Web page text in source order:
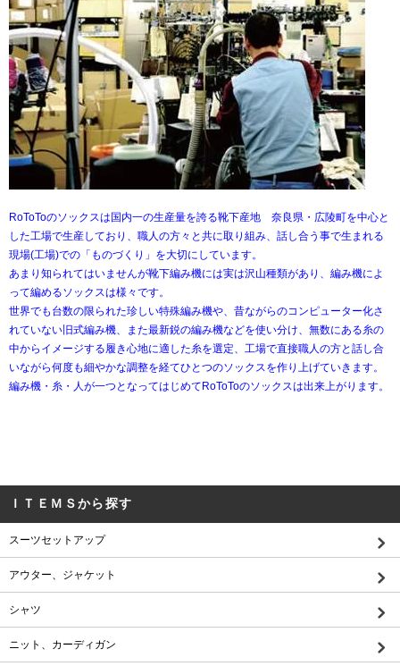
RoToToのソックスは国内一の生産量を誇る靴下産地 奈良県・広陵町を中心と
した工場で生産しており、職人の方々と共に取り組み、話し合う事で生まれる
現場(工場)での「ものづくり」を大切にしています。
あまり知られてはいませんが靴下編み機には実は沢山種類があり、編み機によ
って編めるソックスは様々です。
世界でも台数の限られた珍しい特殊編み機や、昔ながらのコンピューター化さ
れていない旧式編み機、また最新鋭の編み機などを使い分け、無数にある糸の
中からイメージする履き心地に適した糸を選定、工場で直接職人の方と話し合
いながら何度も細やかな調整を経てひとつのソックスを作り上げていきます。
編み機・糸・人が一つとなってはじめてRoToToのソックスは出来上がります。
ＩＴＥＭＳから探す
スーツセットアップ
アウター、ジャケット
シャツ
ニット、カーディガン